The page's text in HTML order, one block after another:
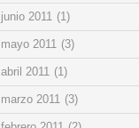
junio 2011 (1)
mayo 2011 (3)
abril 2011 (1)
marzo 2011 (3)